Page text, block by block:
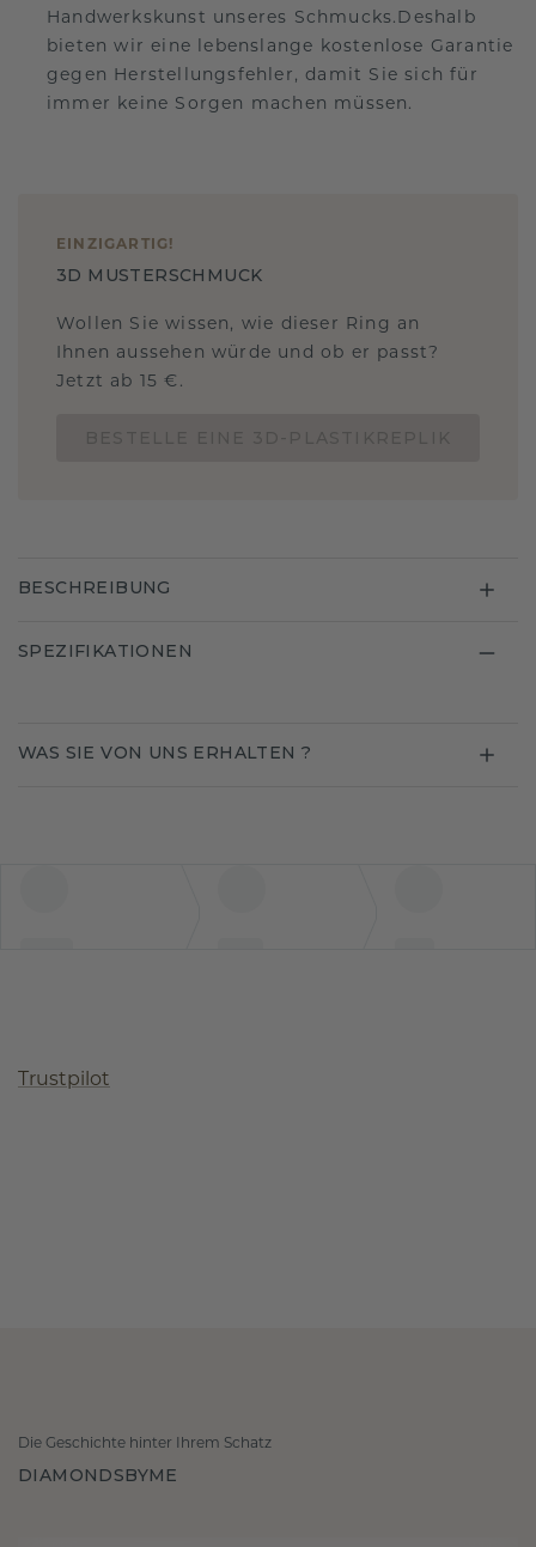
Handwerkskunst unseres Schmucks.Deshalb
bieten wir eine lebenslange kostenlose Garantie
gegen Herstellungsfehler, damit Sie sich für
immer keine Sorgen machen müssen.
EINZIGARTIG !
3D MUSTERSCHMUCK
Wollen Sie wissen, wie dieser Ring an
Ihnen aussehen würde und ob er passt?
Jetzt ab 15 €.
BESCHREIBUNG
SPEZIFIKATIONEN
WAS SIE VON UNS ERHALTEN ?
Trustpilot
Die Geschichte hinter Ihrem Schatz
DIAMONDSBYME